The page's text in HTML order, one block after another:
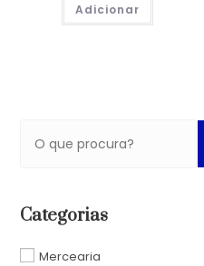
Adicionar
Categorias
Mercearia